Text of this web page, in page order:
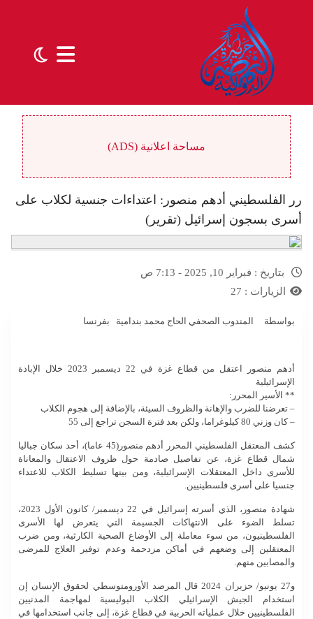
مساحة اعلانية (ADS)
رر الفلسطيني أدهم منصور: اعتداءات جنسية لكلاب على
أسرى بسجون إسرائيل (تقرير)
بتاريخ : فبراير 10, 2025 - 7:13 ص
الزيارات : 27
بواسطة المندوب الصحفي الحاج محمد بندامية بفرنسا
أدهم منصور اعتقل من قطاع غزة في 22 ديسمبر 2023 خلال الإبادة
الإسرائيلية
** الأسير المحرر:
– تعرضنا للضرب والإهانة والظروف السيئة، بالإضافة إلى هجوم الكلاب
– كان وزني 80 كيلوغراما، ولكن بعد فترة السجن تراجع إلى 55
كشف المعتقل الفلسطيني المحرر أدهم منصور(45 عاما)، أحد سكان جباليا
شمال قطاع غزة، عن تفاصيل صادمة حول ظروف الاعتقال والمعاناة
للأسرى داخل المعتقلات الإسرائيلية، ومن بينها تسليط الكلاب للاعتداء
جنسيا على أسرى فلسطينيين.
شهادة منصور، الذي أسرته إسرائيل في 22 ديسمبر/ كانون الأول 2023،
تسلط الضوء على الانتهاكات الجسيمة التي يتعرض لها الأسرى
الفلسطينيون، من سوء معاملة إلى الأوضاع الصحية الكارثية، ومن ضرب
المعتقلين إلى وضعهم في أماكن مزدحمة وعدم توفير العلاج للمرضى
والمصابين منهم.
و27 يونيو/ حزيران 2024 قال المرصد الأورومتوسطي لحقوق الإنسان إن
استخدام الجيش الإسرائيلي الكلاب البوليسية لمهاجمة المدنيين
الفلسطينيين خلال عملياته الحربية في قطاع غزة، إلى جانب استخدامها في